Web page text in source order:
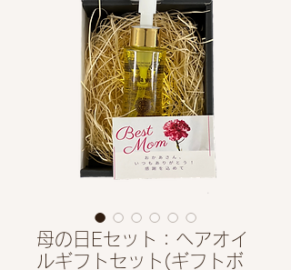
母の日Eセット：ヘアオイ
ルギフトセット(ギフトボ